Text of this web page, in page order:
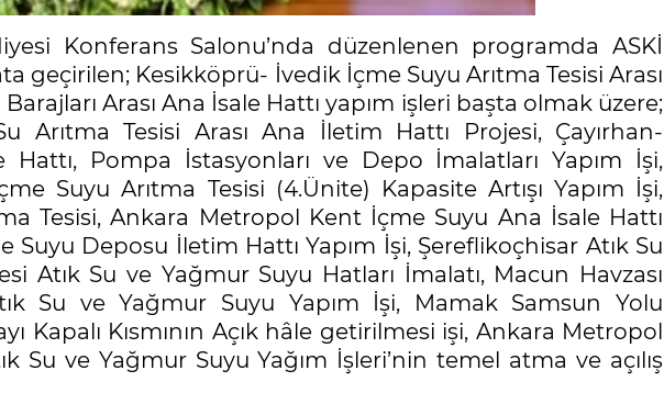
Konferans Salonu’nda düzenlenen programda ASKİ
geçirilen; Kesikköprü- İvedik İçme Suyu Arıtma Tesisi Arası
Arası Ana İsale Hattı yapım işleri başta olmak üzere;
Arıtma Tesisi Arası Ana İletim Hattı Projesi, Çayırhan-
Hattı, Pompa İstasyonları ve Depo İmalatları Yapım İşi,
Suyu Arıtma Tesisi (4.Ünite) Kapasite Artışı Yapım İşi,
Tesisi, Ankara Metropol Kent İçme Suyu Ana İsale Hattı
Suyu Deposu İletim Hattı Yapım İşi, Şereflikoçhisar Atık Su
Atık Su ve Yağmur Suyu Hatları İmalatı, Macun Havzası
Su ve Yağmur Suyu Yapım İşi, Mamak Samsun Yolu
Kapalı Kısmının Açık hâle getirilmesi işi, Ankara Metropol
Su ve Yağmur Suyu Yağım İşleri’nin temel atma ve açılış